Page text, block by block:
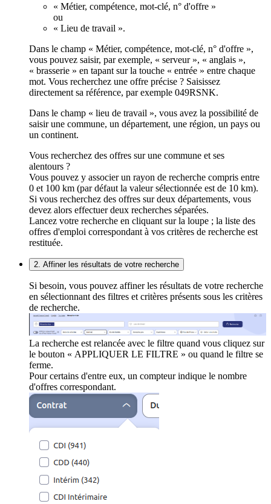
« Métier, compétence, mot-clé, n° d'offre »
ou
« Lieu de travail ».
Dans le champ « Métier, compétence, mot-clé, n° d'offre »,
vous pouvez saisir, par exemple, « serveur », « anglais »,
« brasserie » en tapant sur la touche « entrée » entre chaque
mot. Vous recherchez une offre précise ? Saisissez
directement sa référence, par exemple 049RSNK.
Dans le champ « lieu de travail », vous avez la possibilité de
saisir une commune, un département, une région, un pays ou
un continent.
Vous recherchez des offres sur une commune et ses
alentours ?
Vous pouvez y associer un rayon de recherche compris entre
0 et 100 km (par défaut la valeur sélectionnée est de 10 km).
Si vous recherchez des offres sur deux départements, vous
devez alors effectuer deux recherches séparées.
Lancez votre recherche en cliquant sur la loupe ; la liste des
offres d'emploi correspondant à vos critères de recherche est
restituée.
2. Affiner les résultats de votre recherche
Si besoin, vous pouvez affiner les résultats de votre recherche
en sélectionnant des filtres et critères présents sous les critères
de recherche.
La recherche est relancée avec le filtre quand vous cliquez sur
le bouton « APPLIQUER LE FILTRE » ou quand le filtre se
ferme.
Pour certains d'entre eux, un compteur indique le nombre
d'offres correspondant.